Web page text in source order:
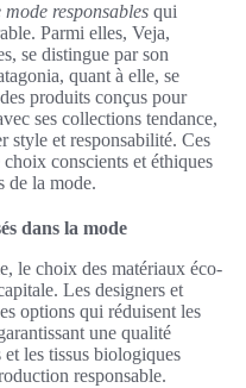
mode responsables qui
Parmi elles, Veja,
se distingue par son
quant à elle, se
produits conçus pour
ses collections tendance,
style et responsabilité. Ces
conscients et éthiques
de la mode.
dans la mode
le choix des matériaux éco-
Les designers et
options qui réduisent les
une qualité
les tissus biologiques
responsable.